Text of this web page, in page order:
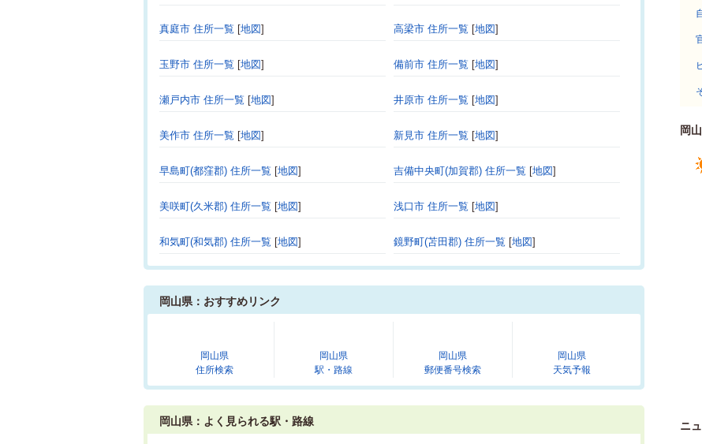
真庭市 住所一覧 [地図] 高梁市 住所一覧 [地図]
玉野市 住所一覧 [地図] 備前市 住所一覧 [地図]
瀬戸内市 住所一覧 [地図] 井原市 住所一覧 [地図]
美作市 住所一覧 [地図] 新見市 住所一覧 [地図]
早島町(都窪郡) 住所一覧 [地図] 吉備中央町(加賀郡) 住所一覧 [地図]
美咲町(久米郡) 住所一覧 [地図] 浅口市 住所一覧 [地図]
和気町(和気郡) 住所一覧 [地図] 鏡野町(苫田郡) 住所一覧 [地図]
岡山県：おすすめリンク
岡山県
住所検索
岡山県
駅・路線
岡山県
郵便番号検索
岡山県
天気予報
岡山県：よく見られる駅・路線
岡
ニ